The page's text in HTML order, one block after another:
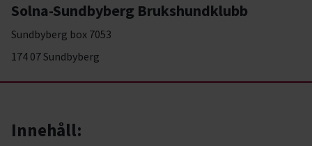
Solna-Sundbyberg Brukshundklubb
Sundbyberg box 7053
174 07 Sundbyberg
Innehåll: